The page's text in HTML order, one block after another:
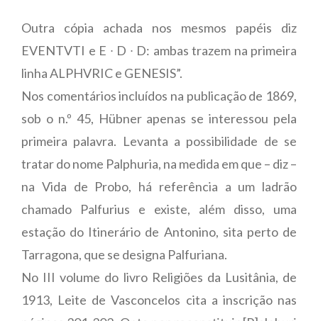
Outra cópia achada nos mesmos papéis diz
EVENTVTI e E ∙ D ∙ D: ambas trazem na primeira
linha ALPHVRIC e GENESIS”.
Nos comentários incluídos na publicação de 1869,
sob o n.º 45, Hübner apenas se interessou pela
primeira palavra. Levanta a possibilidade de se
tratar do nome Palphuria, na medida em que – diz –
na Vida de Probo, há referência a um ladrão
chamado Palfurius e existe, além disso, uma
estação do Itinerário de Antonino, sita perto de
Tarragona, que se designa Palfuriana.
No III volume do livro Religiões da Lusitânia, de
1913, Leite de Vasconcelos cita a inscrição nas